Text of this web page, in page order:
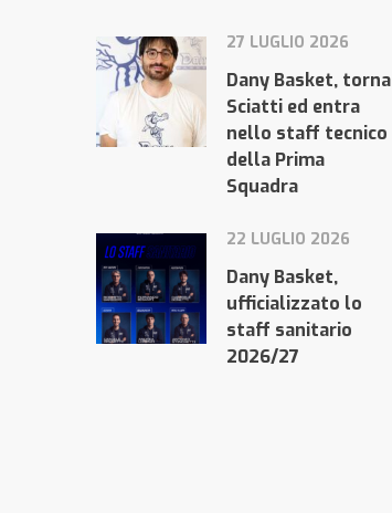
27 LUGLIO 2026
Dany Basket, torna
Sciatti ed entra
nello staff tecnico
della Prima
Squadra
22 LUGLIO 2026
Dany Basket,
ufficializzato lo
staff sanitario
2026/27